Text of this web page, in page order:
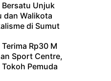
Bersatu Unjuk
dan Walikota
di Sumut
Rp30 M
Sport Centre,
Pemuda